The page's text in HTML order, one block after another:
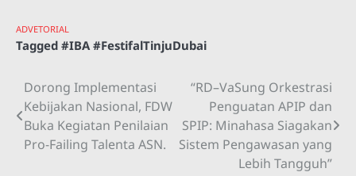
ADVETORIAL
Tagged #IBA #FestifalTinjuDubai
Navigasi
pos
Dorong Implementasi
Kebijakan Nasional, FDW
Buka Kegiatan Penilaian
Pro-Failing Talenta ASN.
“RD–VaSung Orkestrasi
Penguatan APIP dan
SPIP: Minahasa Siagakan
Sistem Pengawasan yang
Lebih Tangguh”